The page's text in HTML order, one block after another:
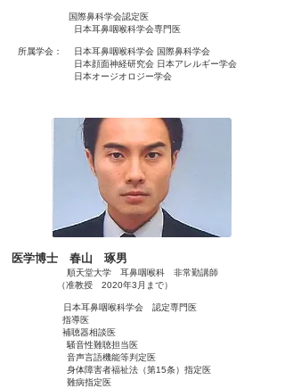
国際鼻科学会認定医
日本耳鼻咽喉科学会専門医
所属学会： 日本耳鼻咽喉科学会 国際鼻科学会
日本顔面神経研究会 日本アレルギー学会
日本オージオロジー学会
医学博士 春山 琢男
順天堂大学 耳鼻咽喉科 非常勤講師
（准教授 2020年3月まで）
日本耳鼻咽喉科学会 認定専門医
指導医
補聴器相談医
騒音性難聴担当医
音声言語機能等判定医
身体障害者福祉法（第15条）指定医
​ 難病指定医